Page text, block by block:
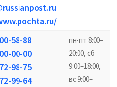
58-88
00-00
98-75
99-64
пн-пт 8:00–
20:00, сб
9:00–18:00,
вс 9:00–